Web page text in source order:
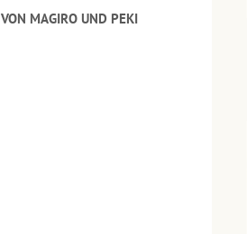
MAGIRO UND PEKI